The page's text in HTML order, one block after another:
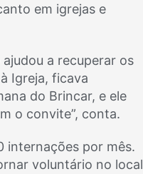
em igrejas e
a recuperar os
Igreja, ficava
do Brincar, e ele
o convite”, conta.
internações por mês.
voluntário no local